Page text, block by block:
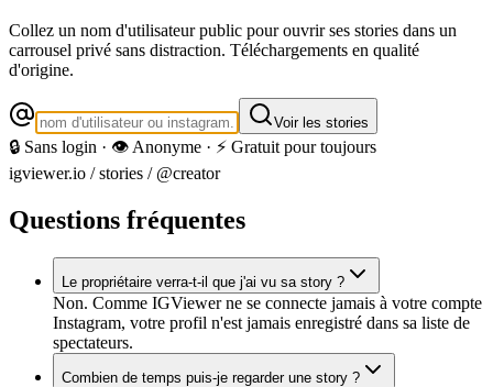
Collez un nom d'utilisateur public pour ouvrir ses stories dans un
carrousel privé sans distraction. Téléchargements en qualité
d'origine.
Voir les stories
🔒 Sans login · 👁️ Anonyme · ⚡ Gratuit pour toujours
igviewer.io /stories / @creator
Questions fréquentes
Le propriétaire verra-t-il que j'ai vu sa story ?
Non. Comme IGViewer ne se connecte jamais à votre compte
Instagram, votre profil n'est jamais enregistré dans sa liste de
spectateurs.
Combien de temps puis-je regarder une story ?